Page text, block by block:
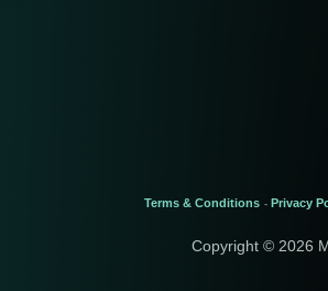
Terms & Conditions - Privacy
Copyright © 2026